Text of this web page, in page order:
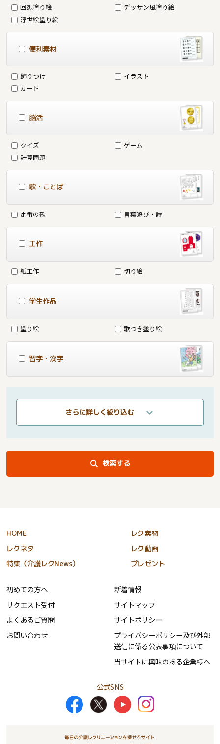
回想塗り絵
デッサン風塗り絵
浮世絵塗り絵
便利素材
飾りつけ
イラスト
カード
脳活
クイズ
ゲーム
計算問題
歌・ことば
定番の歌 言葉遊び・詩
工作
紙工作 切り絵
学生作品
塗り絵 歌つき塗り絵
習字・漢字
さらに詳しく絞り込む
検索する
HOME
レク素材
レクネタ
レク動画
特集（介護レクNews）
プレゼント
初めての方へ
リクエスト受付
よくあるご質問
お問い合わせ
新着情報
サイトマップ
サイトポリシー
プライバシーポリシー及び外部
送信に係る公表事項について
当サイトに興味のある企業様へ
公式SNS